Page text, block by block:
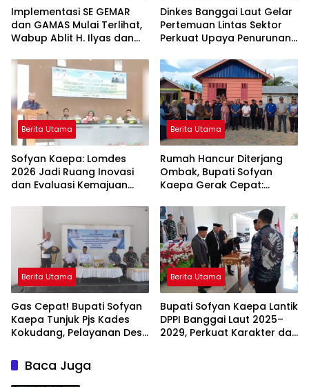
Implementasi SE GEMAR
dan GAMAS Mulai Terlihat,
Wabup Ablit H. Ilyas dan
Kompak Ambil Rapor Anak
Dinkes Banggai Laut Gelar
Pertemuan Lintas Sektor
Perkuat Upaya Penurunan
Berita Utama
Sofyan Kaepa: Lomdes
2026 Jadi Ruang Inovasi
dan Evaluasi Kemajuan
Berita Utama
Rumah Hancur Diterjang
Ombak, Bupati Sofyan
Kaepa Gerak Cepat:
Diserahkan!
Berita Utama
Gas Cepat! Bupati Sofyan
Kaepa Tunjuk Pjs Kades
Kokudang, Pelayanan Desa
Berita Utama
Bupati Sofyan Kaepa Lantik
DPPI Banggai Laut 2025–
2029, Perkuat Karakter dan
Baca Juga